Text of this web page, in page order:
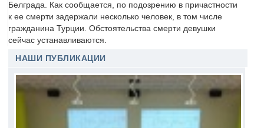
Белграда. Как сообщается, по подозрению в причастности
к ее смерти задержали несколько человек, в том числе
гражданина Турции. Обстоятельства смерти девушки
сейчас устанавливаются.
НАШИ ПУБЛИКАЦИИ